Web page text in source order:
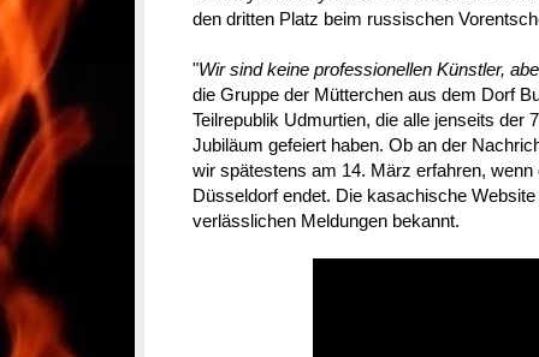
den dritten Platz beim russischen
"Wir sind keine professionellen Künstler,
die Gruppe der Mütterchen aus dem Dorf
Teilrepublik Udmurtien, die alle jenseits der
Jubiläum gefeiert haben. Ob an der
wir spätestens am 14. März erfahren,
Düsseldorf endet. Die kasachische
verlässlichen Meldungen bekannt.